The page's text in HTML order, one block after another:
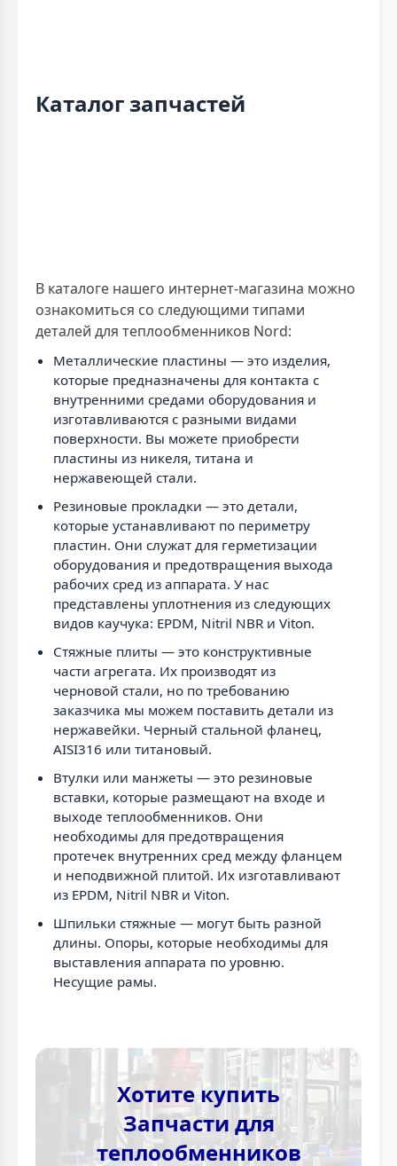
Каталог запчастей
В каталоге нашего интернет-магазина можно
ознакомиться со следующими типами
деталей для теплообменников Nord:
Металлические пластины — это изделия,
которые предназначены для контакта с
внутренними средами оборудования и
изготавливаются с разными видами
поверхности. Вы можете приобрести
пластины из никеля, титана и
нержавеющей стали.
Резиновые прокладки — это детали,
которые устанавливают по периметру
пластин. Они служат для герметизации
оборудования и предотвращения выхода
рабочих сред из аппарата. У нас
представлены уплотнения из следующих
видов каучука: EPDM, Nitril NBR и Viton.
Стяжные плиты — это конструктивные
части агрегата. Их производят из
черновой стали, но по требованию
заказчика мы можем поставить детали из
нержавейки. Черный стальной фланец,
AISI316 или титановый.
Втулки или манжеты — это резиновые
вставки, которые размещают на входе и
выходе теплообменников. Они
необходимы для предотвращения
протечек внутренних сред между фланцем
и неподвижной плитой. Их изготавливают
из EPDM, Nitril NBR и Viton.
Шпильки стяжные — могут быть разной
длины. Опоры, которые необходимы для
выставления аппарата по уровню.
Несущие рамы.
Хотите купить
Запчасти для
теплообменников